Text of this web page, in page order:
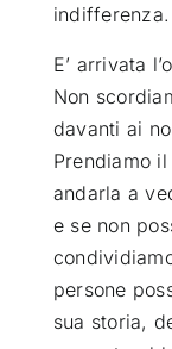
indifferenza.
E’ arrivata
Non
davanti ai
Prendiamo
andarla a
e se non
persone
sua storia,